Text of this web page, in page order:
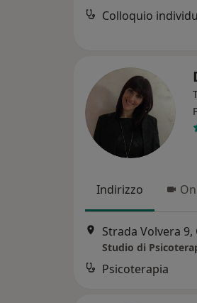
Colloquio
Indirizzo
Strada Volvera
Studio di
Psicoterapia